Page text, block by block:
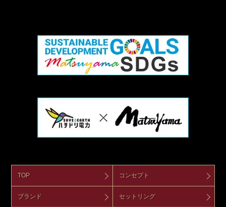
TOP コンセプト
ブランド セットリング